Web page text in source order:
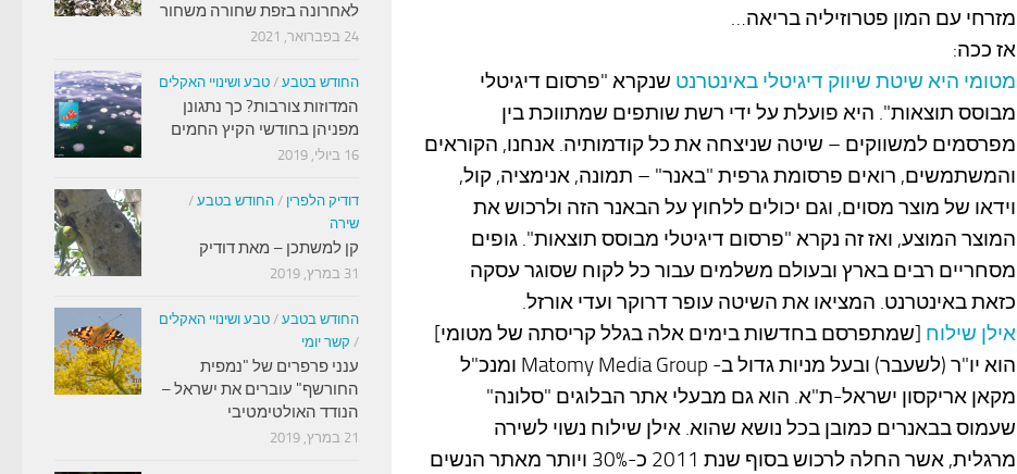
מזרחי עם המון פטרוזיליה בריאה…
אז ככה:
מטומי היא שיטת שיווק דיגיטלי באינטרנט שנקרא "פרסום דיגיטלי
מבוסס תוצאות". היא פועלת על ידי רשת שותפים שמתווכת בין
מפרסמים למשווקים – שיטה שניצחה את כל קודמותיה. אנחנו, הקוראים
והמשתמשים, רואים פרסומת גרפית "באנר" – תמונה, אנימציה, קול,
וידאו של מוצר מסוים, וגם יכולים ללחוץ על הבאנר הזה ולרכוש את
המוצר המוצע, ואז זה נקרא "פרסום דיגיטלי מבוסס תוצאות". גופים
מסחריים רבים בארץ ובעולם משלמים עבור כל לקוח שסוגר עסקה
כזאת באינטרנט. המציאו את השיטה עופר דרוקר ועדי אורזל.
אילן שילוח [שמתפרסם בחדשות בימים אלה בגלל קריסתה של מטומי]
הוא יו"ר (לשעבר) ובעל מניות גדול ב- Matomy Media Group ומנכ"ל
מקאן אריקסון ישראל-ת"א. הוא גם מבעלי אתר הבלוגים "סלונה"
שעמוס בבאנרים כמובן בכל נושא שהוא. אילן שילוח נשוי לשירה
מרגלית, אשר החלה לרכוש בסוף שנת 2011 כ-30% ויותר מאתר הנשים
לאחרונה בזפת שחורה משחור
24 בפברואר, 2021
החודש בטבע / טבע ושינויי האקלים
המדוזות צורבות? כך נתגונן
מפניהן בחודשי הקיץ החמים
16 ביולי, 2019
דודיק הלפרין / החודש בטבע /
שירה
קן למשתכן – מאת דודיק
31 במרץ, 2019
החודש בטבע / טבע ושינויי האקלים
/ קשר יומי
ענני פרפרים של "נמפית
החורשף" עוברים את ישראל –
הנודד האולטימטיבי
21 במרץ, 2019